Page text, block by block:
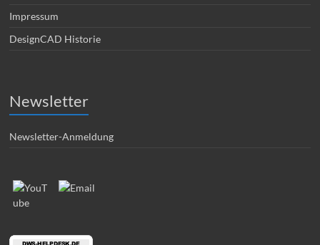
Impressum
DesignCAD Historie
Newsletter
Newsletter-Anmeldung